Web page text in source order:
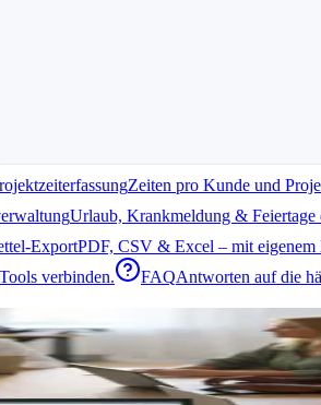
Zeiten pro Kunde und
Urlaub, Krankmeldung & Feiertage
ExportPDF, CSV & Excel – mit eigenem
verbinden. FAQAntworten auf die
Eine passende Arbeitszeit-